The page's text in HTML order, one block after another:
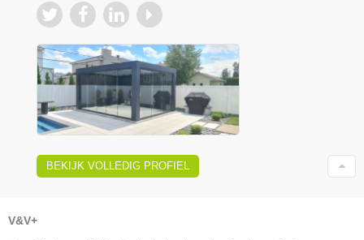
BEKIJK VOLLEDIG PROFIEL
V&V+